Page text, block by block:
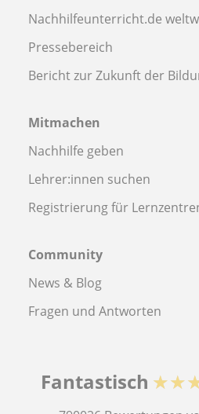
Nachhilfeunterricht.de
Pressebereich
Bericht zur Zukunft der
Mitmachen
Nachhilfe geben
Lehrer:innen suchen
Registrierung für
Community
News & Blog
Fragen und Antworten
Fantastisch